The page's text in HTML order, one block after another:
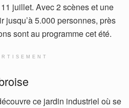
juillet. Avec 2 scènes et une
jusqu’à 5.000 personnes, près
sont au programme cet été.
ce jardin industriel où se